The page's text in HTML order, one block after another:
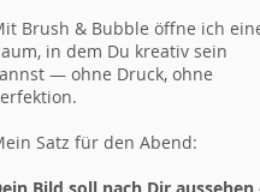
Brush & Bubble öffne ich
in dem Du kreativ sein
— ohne Druck, ohne
Satz für den Abend: